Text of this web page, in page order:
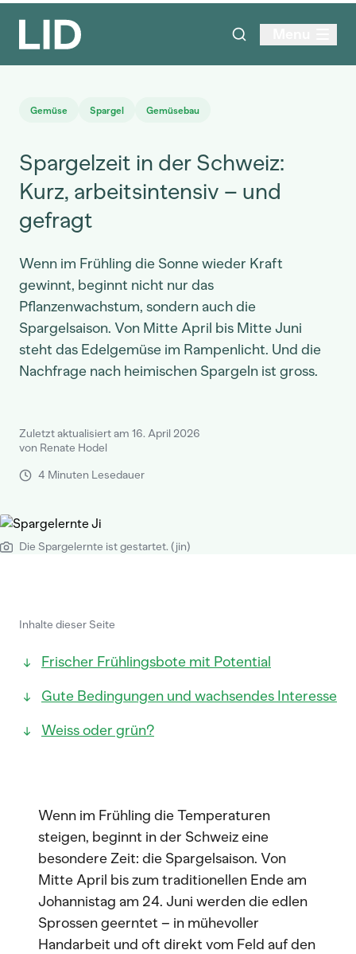
Gemüse Spargel Gemüsebau
Spargelzeit in der Schweiz:
Kurz, arbeitsintensiv – und
gefragt
Wenn im Frühling die Sonne wieder Kraft
gewinnt, beginnt nicht nur das
Pflanzenwachstum, sondern auch die
Spargelsaison. Von Mitte April bis Mitte Juni
steht das Edelgemüse im Rampenlicht. Und die
Nachfrage nach heimischen Spargeln ist gross.
Zuletzt aktualisiert am 16. April 2026
von Renate Hodel
4 Minuten Lesedauer
Die Spargelernte ist gestartet. (jin)
Inhalte dieser Seite
Frischer Frühlingsbote mit Potential
Gute Bedingungen und wachsendes Interesse
Weiss oder grün?
Wenn im Frühling die Temperaturen
steigen, beginnt in der Schweiz eine
besondere Zeit: die Spargelsaison. Von
Mitte April bis zum traditionellen Ende am
Johannistag am 24. Juni werden die edlen
Sprossen geerntet – in mühevoller
Handarbeit und oft direkt vom Feld auf den